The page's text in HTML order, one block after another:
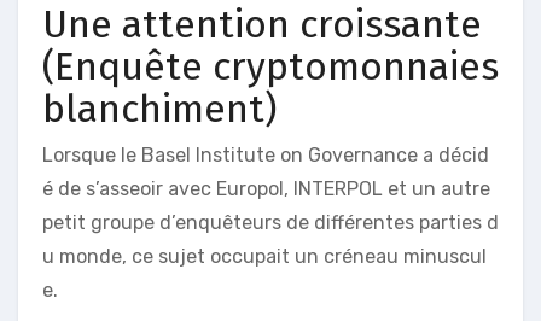
Une attention croissante
(Enquête cryptomonnaies
blanchiment)
Lorsque le Basel Institute on Governance a décid
é de s’asseoir avec Europol, INTERPOL et un autre
petit groupe d’enquêteurs de différentes parties d
u monde, ce sujet occupait un créneau minuscul
e.